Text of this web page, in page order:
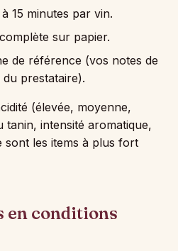
15 minutes par vin.
sur papier.
de référence (vos notes de
prestataire).
(élevée, moyenne,
tanin, intensité aromatique,
sont les items à plus fort
en conditions